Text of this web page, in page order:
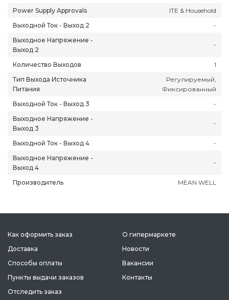
Power Supply Approvals
ITE & Household
Выходной Ток - Выход 2
-
Выходное Напряжение -
Выход 2
-
Количество Выходов
1
Тип Выхода Источника
Питания
Регулируемый,
Фиксированный
Выходной Ток - Выход 3
-
Выходное Напряжение -
Выход 3
-
Выходной Ток - Выход 4
-
Выходное Напряжение -
Выход 4
-
Производитель MEAN WELL
Как оформить заказ
Доставка
Способы оплаты
Пункты выдачи заказов
Отследить заказ
О гипермаркете
Новости
Вакансии
Контакты